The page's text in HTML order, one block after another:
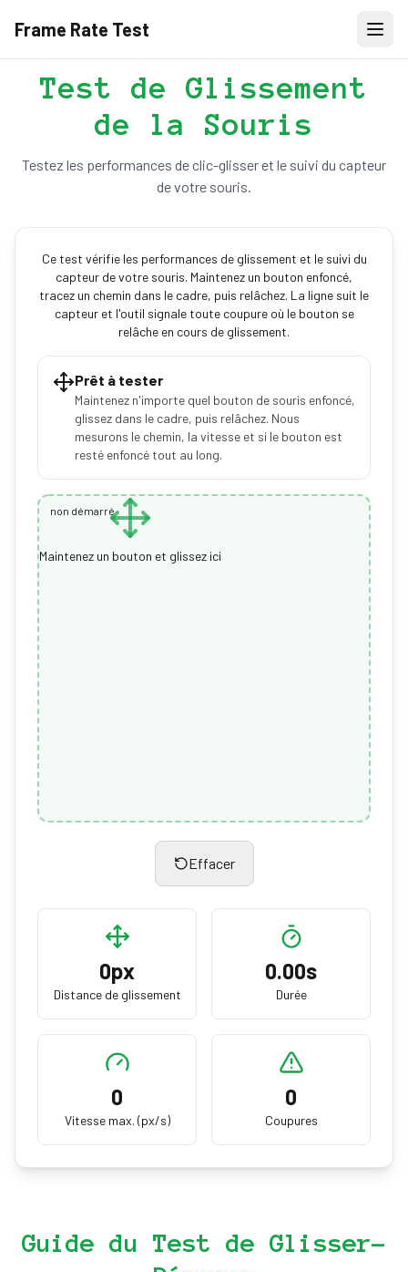
Frame Rate Test
Test de Glissement
de la Souris
Testez les performances de clic-glisser et le suivi du capteur
de votre souris.
Ce test vérifie les performances de glissement et le suivi du
capteur de votre souris. Maintenez un bouton enfoncé,
tracez un chemin dans le cadre, puis relâchez. La ligne suit le
capteur et l'outil signale toute coupure où le bouton se
relâche en cours de glissement.
Prêt à tester
Maintenez n'importe quel bouton de souris enfoncé,
glissez dans le cadre, puis relâchez. Nous
mesurons le chemin, la vitesse et si le bouton est
resté enfoncé tout au long.
non démarré
Maintenez un bouton et glissez ici
Effacer
0px
Distance de glissement
0.00s
Durée
0
Vitesse max. (px/s)
0
Coupures
Guide du Test de Glisser-